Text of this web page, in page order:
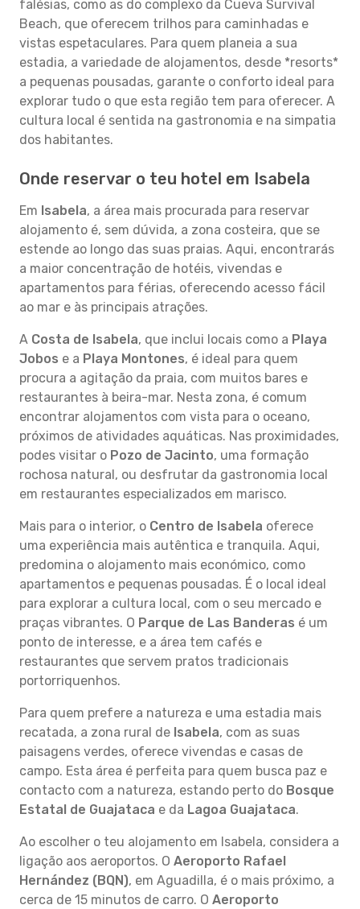
falésias, como as do complexo da Cueva Survival
Beach, que oferecem trilhos para caminhadas e
vistas espetaculares. Para quem planeia a sua
estadia, a variedade de alojamentos, desde *resorts*
a pequenas pousadas, garante o conforto ideal para
explorar tudo o que esta região tem para oferecer. A
cultura local é sentida na gastronomia e na simpatia
dos habitantes.
Onde reservar o teu hotel em Isabela
Em Isabela, a área mais procurada para reservar
alojamento é, sem dúvida, a zona costeira, que se
estende ao longo das suas praias. Aqui, encontrarás
a maior concentração de hotéis, vivendas e
apartamentos para férias, oferecendo acesso fácil
ao mar e às principais atrações.
A Costa de Isabela, que inclui locais como a Playa
Jobos e a Playa Montones, é ideal para quem
procura a agitação da praia, com muitos bares e
restaurantes à beira-mar. Nesta zona, é comum
encontrar alojamentos com vista para o oceano,
próximos de atividades aquáticas. Nas proximidades,
podes visitar o Pozo de Jacinto, uma formação
rochosa natural, ou desfrutar da gastronomia local
em restaurantes especializados em marisco.
Mais para o interior, o Centro de Isabela oferece
uma experiência mais autêntica e tranquila. Aqui,
predomina o alojamento mais económico, como
apartamentos e pequenas pousadas. É o local ideal
para explorar a cultura local, com o seu mercado e
praças vibrantes. O Parque de Las Banderas é um
ponto de interesse, e a área tem cafés e
restaurantes que servem pratos tradicionais
portorriquenhos.
Para quem prefere a natureza e uma estadia mais
recatada, a zona rural de Isabela, com as suas
paisagens verdes, oferece vivendas e casas de
campo. Esta área é perfeita para quem busca paz e
contacto com a natureza, estando perto do Bosque
Estatal de Guajataca e da Lagoa Guajataca.
Ao escolher o teu alojamento em Isabela, considera a
ligação aos aeroportos. O Aeroporto Rafael
Hernández (BQN), em Aguadilla, é o mais próximo, a
cerca de 15 minutos de carro. O Aeroporto